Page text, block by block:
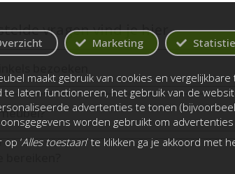
vragen vind je hier
bezoeken
Marketing
maakt gebruik van cookies en
te laten functioneren, het gebruik van de
advertenties te tonen
worden gebruikt om
op ‘Alles toestaan’ te klikken ga je akkoord met